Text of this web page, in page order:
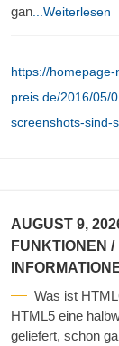
gan ...Weiterlesen
https://homepage-
preis.de/2016/05/
screenshots-sind-
AUGUST 9,
FUNKTIONEN
Was ist
HTML5 eine
geliefert, schon